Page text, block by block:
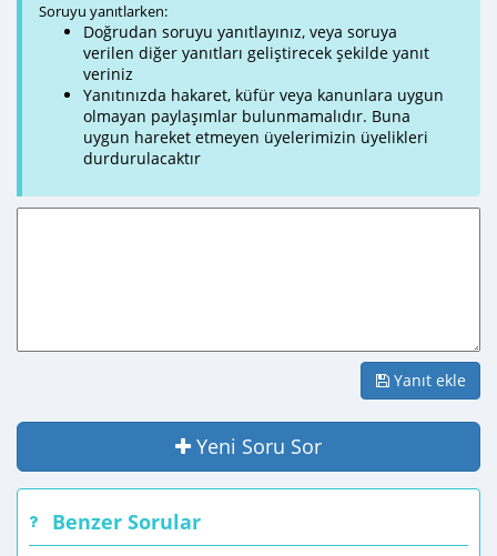
Soruyu yanıtlarken:
Doğrudan soruyu yanıtlayınız, veya soruya
verilen diğer yanıtları geliştirecek şekilde yanıt
veriniz
Yanıtınızda hakaret, küfür veya kanunlara uygun
olmayan paylaşımlar bulunmamalıdır. Buna
uygun hareket etmeyen üyelerimizin üyelikleri
durdurulacaktır
Yanıt ekle
Yeni Soru Sor
Benzer Sorular